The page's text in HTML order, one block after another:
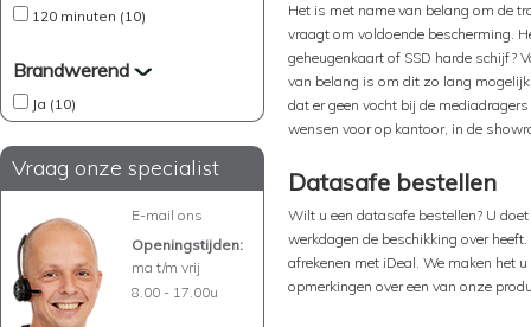
120 minuten (10)
Brandwerend
Ja (10)
Vraag onze specialist
E-mail ons
Openingstijden:
ma t/m vrij
8.00 - 17.00u
Het is met name van belang om de
vraagt om voldoende bescherming.
geheugenkaart of SSD harde schijf?
van belang is om dit zo lang
dat er geen vocht bij de
wensen voor op kantoor, in de
Datasafe bestellen
Wilt u een datasafe bestellen? U
werkdagen de beschikking over
afrekenen met iDeal. We maken het
opmerkingen over een van onze